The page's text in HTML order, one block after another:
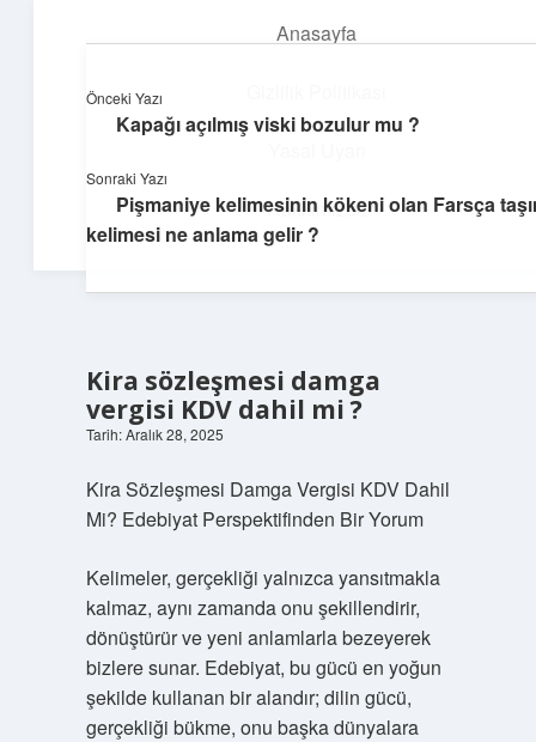
Anasayfa
Hakkımızda
Hızlı Baskı Tüyoları
Yaratıcı fikirlerle projelerini canlandır!
Kira sözleşmesi damga
vergisi KDV dahil mi ?
Tarih: Aralık 28, 2025
Kira Sözleşmesi Damga Vergisi KDV Dahil
Mi? Edebiyat Perspektifinden Bir Yorum
Kelimeler, gerçekliği yalnızca yansıtmakla
kalmaz, aynı zamanda onu şekillendirir,
dönüştürür ve yeni anlamlarla bezeyerek
bizlere sunar. Edebiyat, bu gücü en yoğun
şekilde kullanan bir alandır; dilin gücü,
gerçekliği bükme, onu başka dünyalara
Önceki Yazı
Kapağı açılmış viski bozulur mu ?
Sonraki Yazı
Pişmaniye kelimesinin kökeni olan Farsça
kelimesi ne anlama gelir ?